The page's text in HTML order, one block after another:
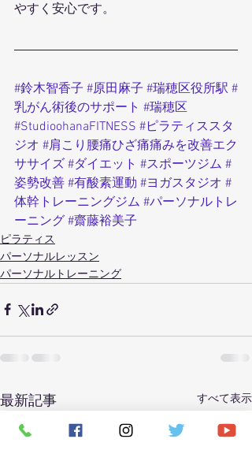
やすく安心です。
#鈴木智香子 #原田麻子 #瑞穂区役所駅 #
乳がん術後のサポート #瑞穂区
#StudioohanaFITNESS #ピラティススタ
ジオ #肩こり腰痛ひざ痛痛みを改善エク
ササイズ #ダイエット #スポーツジム #
姿勢改善 #有酸素運動 #ヨガスタジオ #
体幹トレーニングジム #パーソナルトレ
ーニング #齋藤裕美子
ピラティス
パーソナルレッスン
パーソナルトレーニング
最新記事 すべて表示